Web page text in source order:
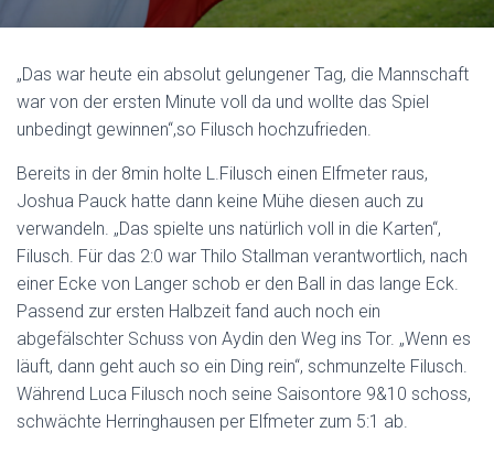
„Das war heute ein absolut gelungener Tag, die Mannschaft
war von der ersten Minute voll da und wollte das Spiel
unbedingt gewinnen“,so Filusch hochzufrieden.
Bereits in der 8min holte L.Filusch einen Elfmeter raus,
Joshua Pauck hatte dann keine Mühe diesen auch zu
verwandeln. „Das spielte uns natürlich voll in die Karten“,
Filusch. Für das 2:0 war Thilo Stallman verantwortlich, nach
einer Ecke von Langer schob er den Ball in das lange Eck.
Passend zur ersten Halbzeit fand auch noch ein
abgefälschter Schuss von Aydin den Weg ins Tor. „Wenn es
läuft, dann geht auch so ein Ding rein“, schmunzelte Filusch.
Während Luca Filusch noch seine Saisontore 9&10 schoss,
schwächte Herringhausen per Elfmeter zum 5:1 ab.